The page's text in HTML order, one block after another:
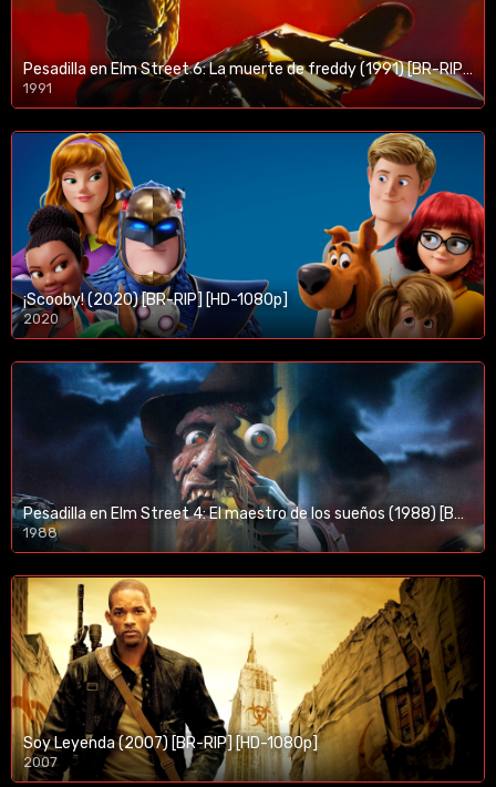
Pesadilla en Elm Street 6: La muerte de freddy (1991) [BR-RIP] [HD-1080p]
1991
¡Scooby! (2020) [BR-RIP] [HD-1080p]
2020
1080p/720p
Pesadilla en Elm Street 4: El maestro de los sueños (1988) [BR-RIP] [HD-1080p]
1988
Soy Leyenda (2007) [BR-RIP] [HD-1080p]
2007
1080p/720p